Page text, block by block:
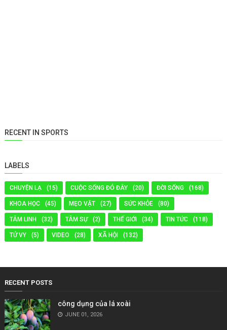
RECENT IN SPORTS
LABELS
CHUYỆN LẠ (15) CUỘC SỐNG ĐÓ ĐÂY (20) ĐỜI SỐNG (168)
KHOA HỌC (45) MẸO VẶT (27) SỨC KHỎE (80)
TÂM LINH (32) TÂM SỰ (2) THẾ GIỚI (34) TIN TỨC (118)
TỬ VY (5) VIDEO (28) XÃ HỘI (132)
RECENT POSTS
công dụng của lá xoài
JUNE 01, 2026